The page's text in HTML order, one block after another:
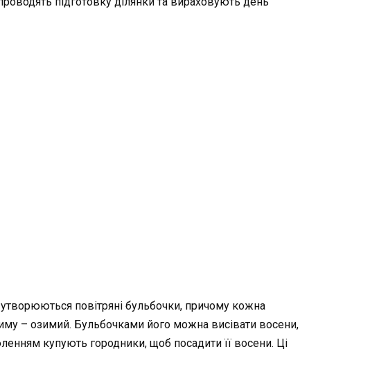
утворюються повітряні бульбочки, причому кожна
– озимий. Бульбочками його можна висівати восени,
купують городники, щоб посадити її восени. Ці